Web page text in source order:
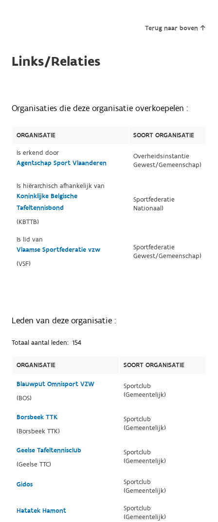
Terug naar boven
Links/Relaties
Organisaties die deze organisatie overkoepelen :
ORGANISATIE
SOORT ORGANISATIE
Is erkend door
Agentschap Sport Vlaanderen
Overheidsinstantie
Gewest/Gemeenschap)
Is hiërarchisch afhankelijk van
Koninklijke Belgische
Tafeltennisbond
(KBTTB)
Sportfederatie
Nationaal)
Is lid van
Vlaamse Sportfederatie vzw
(VSF)
Sportfederatie
Gewest/Gemeenschap)
Leden van deze organisatie :
Totaal aantal leden: 154
ORGANISATIE SOORT ORGANISATIE
Blauwput Omnisport VZW
(BOS)
Sportclub
(Gemeentelijk)
Borsbeek TTK
(Borsbeek TTK)
Sportclub
(Gemeentelijk)
Geelse Tafeltennisclub
(Geelse TTC)
Sportclub
(Gemeentelijk)
Gidos
Sportclub
(Gemeentelijk)
Hatatek Hamont
Sportclub
(Gemeentelijk)